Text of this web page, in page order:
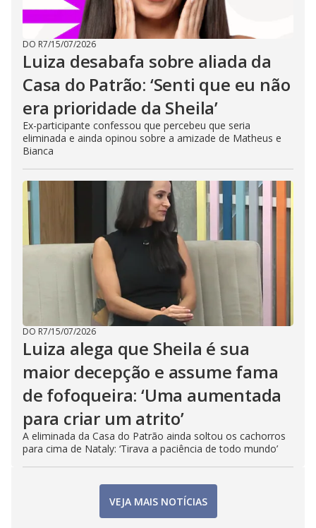
DO R7/15/07/2026
Luiza desabafa sobre aliada da
Casa do Patrão: ‘Senti que eu não
era prioridade da Sheila’
Ex-participante confessou que percebeu que seria
eliminada e ainda opinou sobre a amizade de Matheus e
Bianca
DO R7/15/07/2026
Luiza alega que Sheila é sua
maior decepção e assume fama
de fofoqueira: ‘Uma aumentada
para criar um atrito’
A eliminada da Casa do Patrão ainda soltou os cachorros
para cima de Nataly: ‘Tirava a paciência de todo mundo’
VEJA MAIS NOTÍCIAS